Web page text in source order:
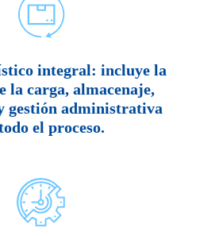
integral: incluye la
la carga, almacenaje,
gestión administrativa
el proceso.